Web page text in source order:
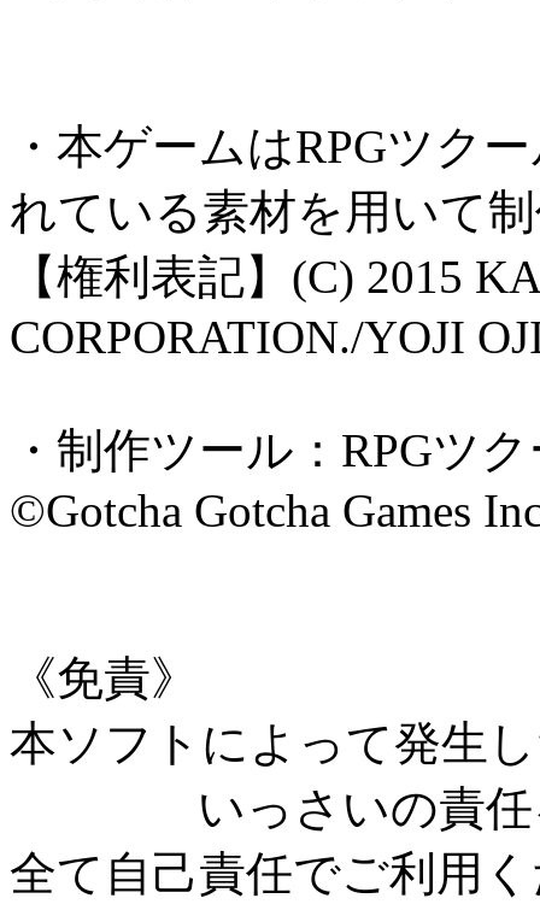
・本ゲームはRPGツク
れている素材を用いて
【権利表記】(C) 2015
CORPORATION./YOJI
・制作ツール：RPGツ
©Gotcha Gotcha Games
《免責》
本ソフトによって発生
いっさいの責任を
全て自己責任でご利用